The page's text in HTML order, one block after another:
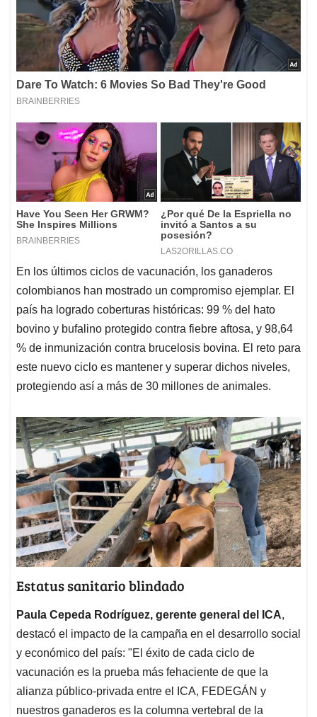
En los últimos ciclos de vacunación, los ganaderos
colombianos han mostrado un compromiso ejemplar. El
país ha logrado coberturas históricas: 99 % del hato
bovino y bufalino protegido contra fiebre aftosa, y 98,64
% de inmunización contra brucelosis bovina. El reto para
este nuevo ciclo es mantener y superar dichos niveles,
protegiendo así a más de 30 millones de animales.
Estatus sanitario blindado
Paula Cepeda Rodríguez, gerente general del ICA,
destacó el impacto de la campaña en el desarrollo social
y económico del país: "El éxito de cada ciclo de
vacunación es la prueba más fehaciente de que la
alianza público-privada entre el ICA, FEDEGÁN y
nuestros ganaderos es la columna vertebral de la